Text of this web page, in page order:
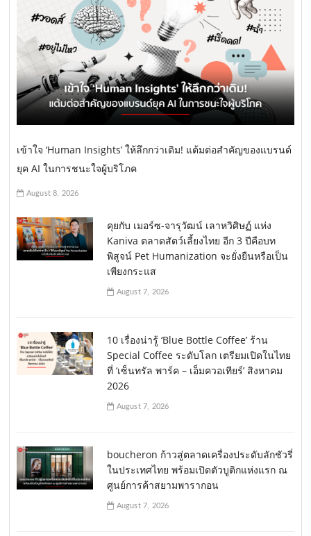
เข้าใจ ‘Human Insights’ ให้ลึกกว่าเดิม! แต้มต่อสำคัญของแบรนด์
ยุค AI ในการชนะใจผู้บริโภค
August 8, 2026
คุยกับ เมอร์ซ-จารุวัฒน์ เลาหวิศิษฏ์ แห่ง
Kaniva ตลาดสัตว์เลี้ยงไทย อีก 3 ปีคือบท
พิสูจน์ Pet Humanization จะยั่งยืนหรือเป็น
เพียงกระแส
August 7, 2026
10 เรื่องน่ารู้ ‘Blue Bottle Coffee’ ร้าน
Special Coffee ระดับโลก เตรียมเปิดในไทย
ที่ ‘เซ็นทรัล พาร์ค – เอ็มควอเทียร์’ สิงหาคม
2026
August 7, 2026
boucheron ก้าวสู่ตลาดเครื่องประดับลักชัวรี่
ในประเทศไทย พร้อมเปิดตัวบูติกแห่งแรก ณ
ศูนย์การค้าสยามพารากอน
August 7, 2026